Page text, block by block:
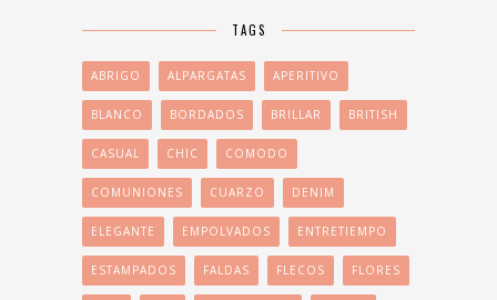
TAGS
ABRIGO ALPARGATAS APERITIVO
BLANCO BORDADOS BRILLAR BRITISH
CASUAL CHIC COMODO
COMUNIONES CUARZO DENIM
ELEGANTE EMPOLVADOS ENTRETIEMPO
ESTAMPADOS FALDAS FLECOS FLORES